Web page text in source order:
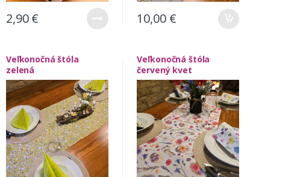
2,90€ 10,00 €
Veľkonočná štóla
zelená
Veľkonočná štóla
červený kvet